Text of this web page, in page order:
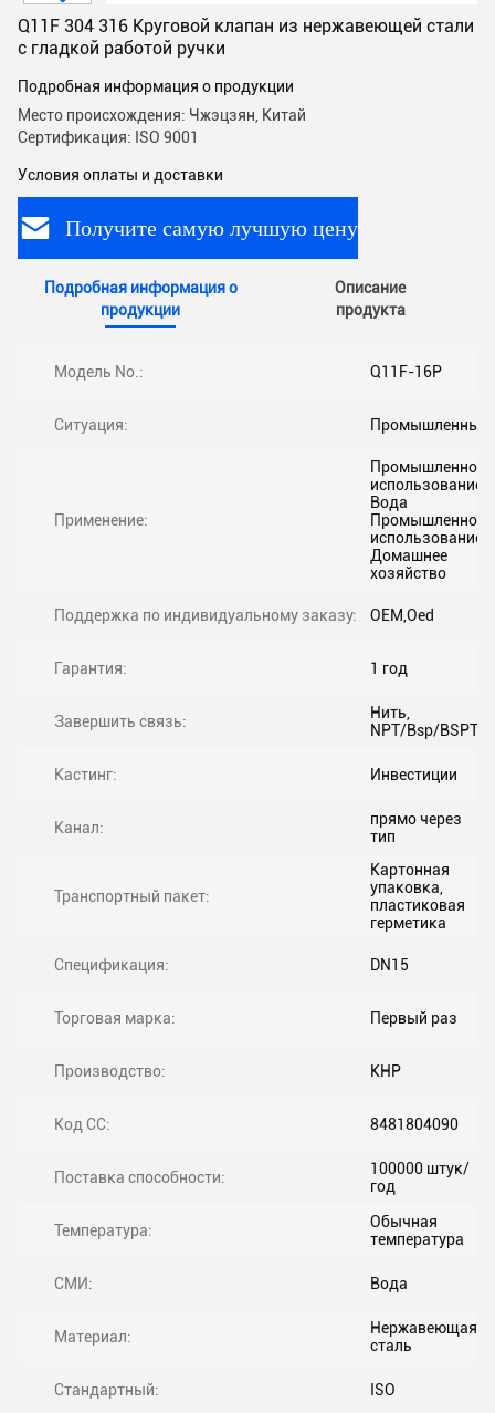
Q11F 304 316 Круговой клапан из нержавеющей стали
с гладкой работой ручки
Подробная информация о продукции
Место происхождения: Чжэцзян, Китай
Сертификация: ISO 9001
Условия оплаты и доставки
Получите самую лучшую цену
Подробная информация о
продукции
Описание
продукта
Модель No.: Q11F-16P
Ситуация: Промышленный
Применение:
Промышленное
использование,
Вода
Промышленное
использование,
Домашнее
хозяйство
Поддержка по индивидуальному заказу: OEM,Oed
Гарантия: 1 год
Завершить связь:
Нить,
NPT/Bsp/BSPT
Кастинг: Инвестиции
Канал:
прямо через
тип
Транспортный пакет:
Картонная
упаковка,
пластиковая
герметика
Спецификация: DN15
Торговая марка: Первый раз
Производство: КНР
Код СС: 8481804090
Поставка способности:
100000 штук/
год
Температура:
Обычная
температура
СМИ: Вода
Материал:
Нержавеющая
сталь
Стандартный: ISO